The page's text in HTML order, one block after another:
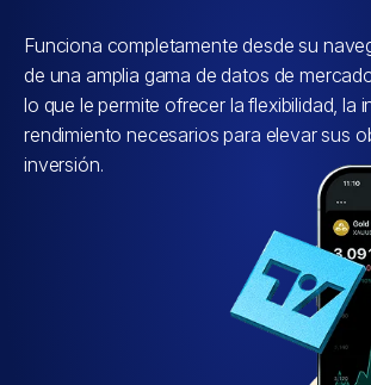
CHINAMOBILE
CHINASOUTHAIR
Funciona completamente desde su
de una amplia gama de datos de
lo que le permite ofrecer la flexibilidad, la
rendimiento necesarios para elevar sus
inversión.